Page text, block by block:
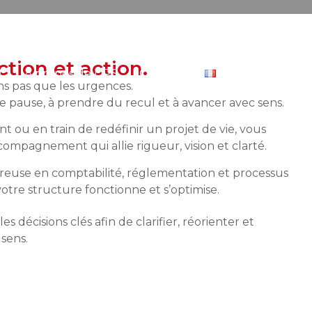
À propos de DPS Contact
et action.
pas que les urgences.
pause, à prendre du recul et à avancer avec sens.
ou en train de redéfinir un projet de vie, vous
qui allie rigueur, vision et clarté.
en comptabilité, réglementation et processus
structure fonctionne et s’optimise.
décisions clés afin de clarifier, réorienter et